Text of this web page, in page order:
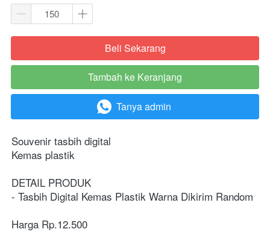
`Beli Sekarang
`
Tambah ke Keranjang
` Tanya admin
Souvenir tasbih digital
Kemas plastik
DETAIL PRODUK
- Tasbih Digital Kemas Plastik Warna Dikirim Random
Harga Rp.12.500